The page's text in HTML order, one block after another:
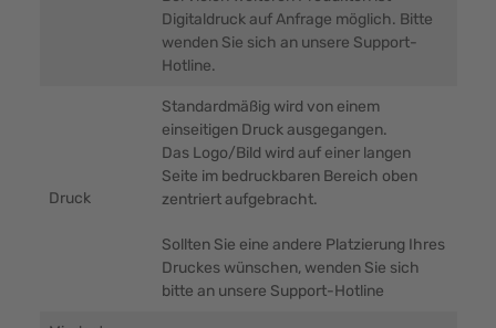
Digitaldruck auf Anfrage möglich. Bitte
wenden Sie sich an unsere Support-
Hotline.
Druck
Standardmäßig wird von einem
einseitigen Druck ausgegangen.
Das Logo/Bild wird auf einer langen
Seite im bedruckbaren Bereich oben
zentriert aufgebracht.
Sollten Sie eine andere Platzierung Ihres
Druckes wünschen, wenden Sie sich
bitte an unsere Support-Hotline